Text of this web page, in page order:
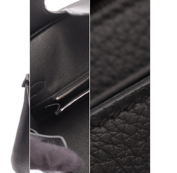
SOLD OUT